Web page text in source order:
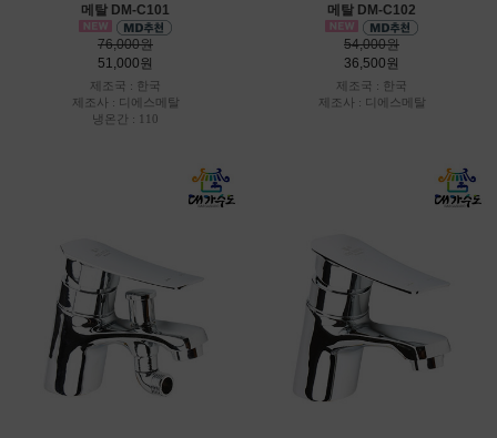
메탈 DM-C101
76,000원
51,000원
제조국 : 한국
제조사 : 디에스메탈
냉온간 : 110
메탈 DM-C102
54,000원
36,500원
제조국 : 한국
제조사 : 디에스메탈